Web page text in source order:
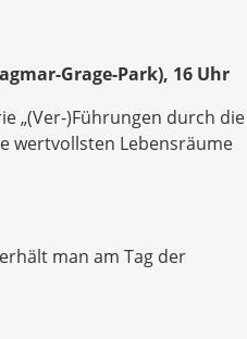
Grage-Park), 16 Uhr
„(Ver-)Führungen durch die
wertvollsten Lebensräume
man am Tag der